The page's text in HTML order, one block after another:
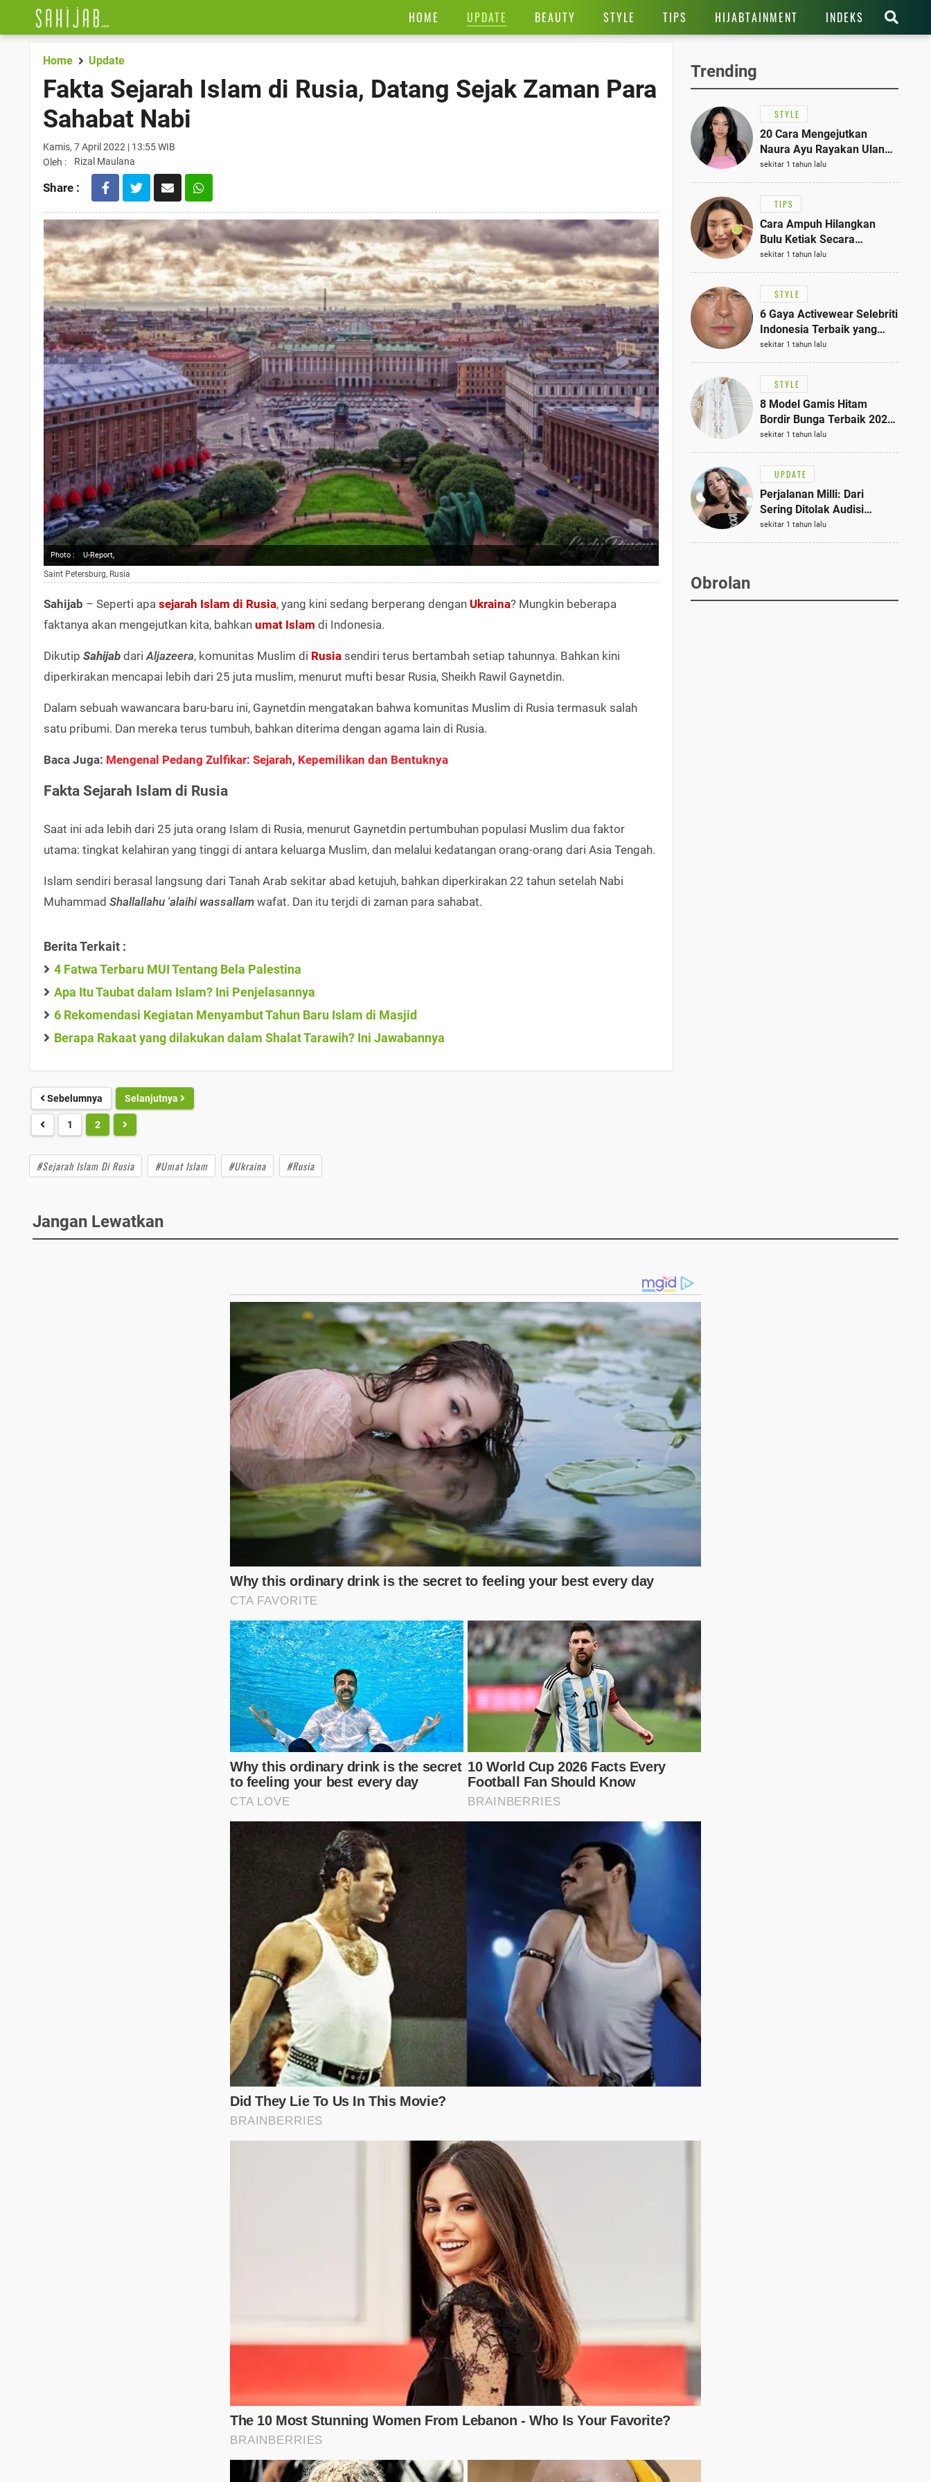
HOME UPDATE BEAUTY STYLE TIPS HIJABTAINMENT INDEKS
Home Update
Fakta Sejarah Islam di Rusia, Datang Sejak Zaman Para
Sahabat Nabi
Kamis, 7 April 2022 | 13:55 WIB
Oleh :
Rizal Maulana
Share :
Photo : U-Report,
Saint Petersburg, Rusia
Sahijab – Seperti apa sejarah Islam di Rusia, yang kini sedang berperang dengan Ukraina? Mungkin beberapa
faktanya akan mengejutkan kita, bahkan umat Islam di Indonesia.
Dikutip Sahijab dari Aljazeera, komunitas Muslim di Rusia sendiri terus bertambah setiap tahunnya. Bahkan kini
diperkirakan mencapai lebih dari 25 juta muslim, menurut mufti besar Rusia, Sheikh Rawil Gaynetdin.
Dalam sebuah wawancara baru-baru ini, Gaynetdin mengatakan bahwa komunitas Muslim di Rusia termasuk salah
satu pribumi. Dan mereka terus tumbuh, bahkan diterima dengan agama lain di Rusia.
Baca Juga: Mengenal Pedang Zulfikar: Sejarah, Kepemilikan dan Bentuknya
Fakta Sejarah Islam di Rusia
Saat ini ada lebih dari 25 juta orang Islam di Rusia, menurut Gaynetdin pertumbuhan populasi Muslim dua faktor
utama: tingkat kelahiran yang tinggi di antara keluarga Muslim, dan melalui kedatangan orang-orang dari Asia Tengah.
Islam sendiri berasal langsung dari Tanah Arab sekitar abad ketujuh, bahkan diperkirakan 22 tahun setelah Nabi
Muhammad Shallallahu 'alaihi wassallam wafat. Dan itu terjdi di zaman para sahabat.
Berita Terkait :
4 Fatwa Terbaru MUI Tentang Bela Palestina
Apa Itu Taubat dalam Islam? Ini Penjelasannya
6 Rekomendasi Kegiatan Menyambut Tahun Baru Islam di Masjid
Berapa Rakaat yang dilakukan dalam Shalat Tarawih? Ini Jawabannya
Sebelumnya Selanjutnya
1 2
#Sejarah Islam Di Rusia #Umat Islam #Ukraina #Rusia
Trending
STYLE
20 Cara Mengejutkan
Naura Ayu Rayakan Ulang
Tahun di Panti Asuhan,
Terlihat Anggun dengan
Kaftan Cokelat
sekitar 1 tahun lalu
TIPS
Cara Ampuh Hilangkan
Bulu Ketiak Secara
Permanen dalam 5
Langkah Sederhana
sekitar 1 tahun lalu
STYLE
6 Gaya Activewear Selebriti
Indonesia Terbaik yang
Bisa Jadi Inspirasi
Fashionmu
sekitar 1 tahun lalu
STYLE
8 Model Gamis Hitam
Bordir Bunga Terbaik 2025,
Stylish untuk Hangout
hingga Acara Semi-Formal
sekitar 1 tahun lalu
UPDATE
Perjalanan Milli: Dari
Sering Ditolak Audisi
hingga Menjadi Rapper Top
10 Thailand
sekitar 1 tahun lalu
Obrolan
Jangan Lewatkan